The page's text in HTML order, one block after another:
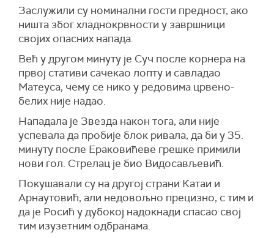
Заслужили су номинални гости предност, ако
ништа због хладнокрвности у завршници
својих опасних напада.
Већ у другом минуту је Суч после корнера на
првој стативи сачекао лопту и савладао
Матеуса, чему се нико у редовима црвено-
белих није надао.
Нападала је Звезда након тога, али није
успевала да пробије блок ривала, да би у 35.
минуту после Ераковићеве грешке примили
нови гол. Стрелац је био Видосављевић.
Покушавали су на другој страни Катаи и
Арнаутовић, али недовољно прецизно, с тим и
да је Росић у дубокој надокнади спасао свој
тим изузетним одбранама.